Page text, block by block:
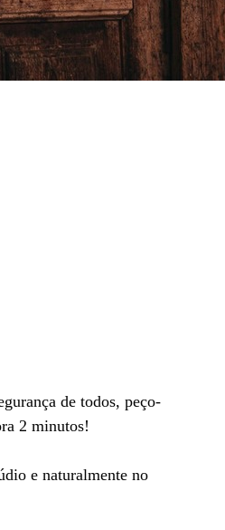
de todos, peço-
2 minutos!
e naturalmente no